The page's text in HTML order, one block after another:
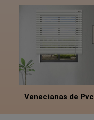
Venecianas de Pvc